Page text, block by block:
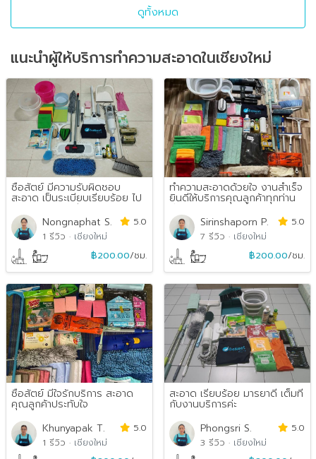
ดูทั้งหมด
แนะนำผู้ให้บริการทำความสะอาดในเชียงใหม่
ซื่อสัตย์ มีความรับผิดชอบ
สะอาด เป็นระเบียบเรียบร้อย ไป
พร้อมอุปกรณ์ที...
Nongnaphat S.
5.0
1 รีวิว · เชียงใหม่
฿200.00/ชม.
ทำความสะอาดด้วยใจ งานสำเร็จ
ยินดีให้บริการคุณลูกค้าทุกท่าน
ค่ะ
Sirinshaporn P.
5.0
7 รีวิว · เชียงใหม่
฿200.00/ชม.
ซื่อสัตย์ มีใจรักบริการ สะอาด
คุณลูกค้าประทับใจ
Khunyapak T.
5.0
1 รีวิว · เชียงใหม่
สะอาด เรียบร้อย มารยาดี เต็มที่
กับงานบริการค่ะ
Phongsri S.
5.0
3 รีวิว · เชียงใหม่